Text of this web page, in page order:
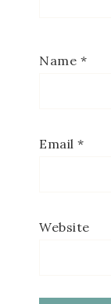
Name *
Email *
Website